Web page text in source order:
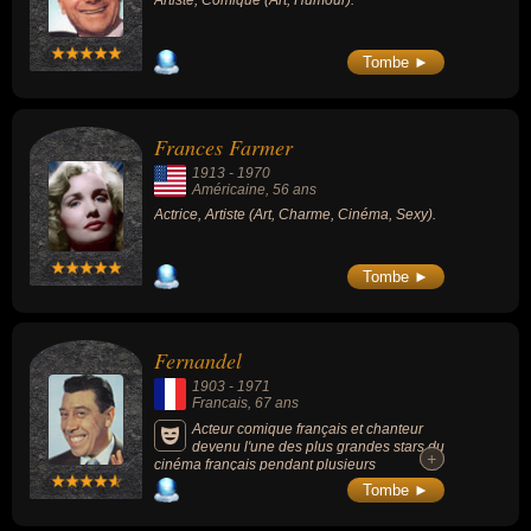
Tombe ►
Frances Farmer
1913 - 1970
Américaine , 56 ans
Actrice, Artiste (Art, Charme, Cinéma, Sexy).
Tombe ►
Fernandel
1903 - 1971
Francais, 67 ans
Acteur comique français et chanteur
devenu l'une des plus grandes stars du
cinéma français pendant plusieurs
décénnies, avant et après la Seconde
Guerre mondiale. Ses films les + célèbres
+
+
Tombe ►